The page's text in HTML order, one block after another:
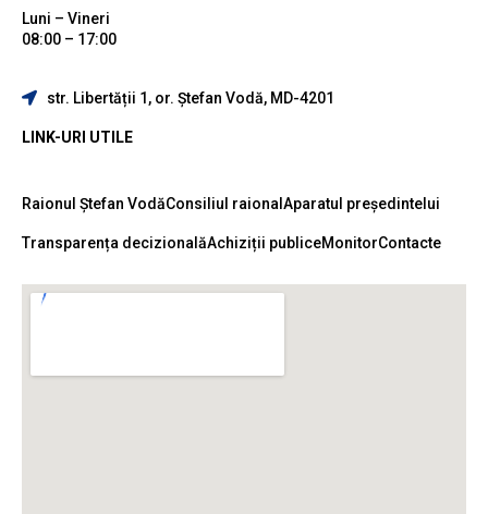
Luni – Vineri
08:00 – 17:00
str. Libertății 1, or. Ștefan Vodă, MD-4201
LINK-URI UTILE
Raionul Ștefan VodăConsiliul raional Aparatul președintelui
Transparența decizionalăAchiziții publiceMonitorContacte